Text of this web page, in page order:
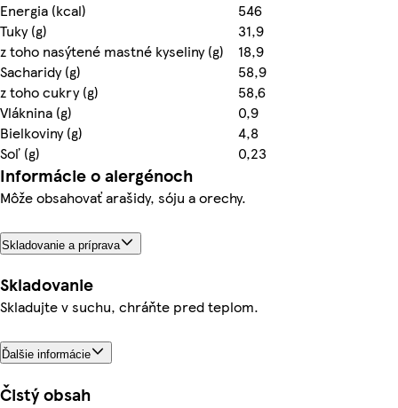
Energia (kcal)
546
Tuky (g)
31,9
z toho nasýtené mastné kyseliny (g)
18,9
Sacharidy (g)
58,9
z toho cukry (g)
58,6
Vláknina (g)
0,9
Bielkoviny (g)
4,8
Soľ (g)
0,23
Informácie o alergénoch
Môže obsahovať arašidy, sóju a orechy.
Skladovanie a príprava
Skladovanie
Skladujte v suchu, chráňte pred teplom.
Ďalšie informácie
Čistý obsah